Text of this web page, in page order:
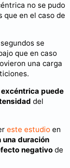
no se pudo
que en el caso de
se
que en caso
una carga
puede
del
este estudio en
una duración
negativo de